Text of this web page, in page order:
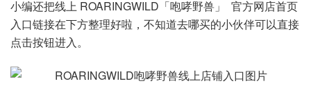
小编还把线上 ROARINGWILD「咆哮野兽」 官方网店首页
入口链接在下方整理好啦，不知道去哪买的小伙伴可以直接
点击按钮进入。